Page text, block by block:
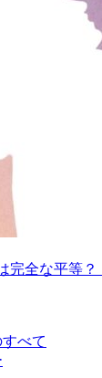
完全な平等
べて